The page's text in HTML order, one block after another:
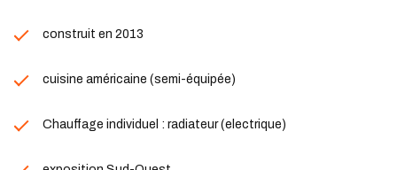
construit en 2013
cuisine américaine (semi-équipée)
Chauffage individuel : radiateur (electrique)